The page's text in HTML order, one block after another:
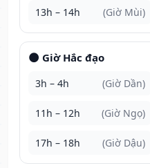
13h – 14h (Giờ Mùi)
🌑 Giờ Hắc đạo
3h – 4h (Giờ Dần)
11h – 12h (Giờ Ngọ)
17h – 18h (Giờ Dậu)